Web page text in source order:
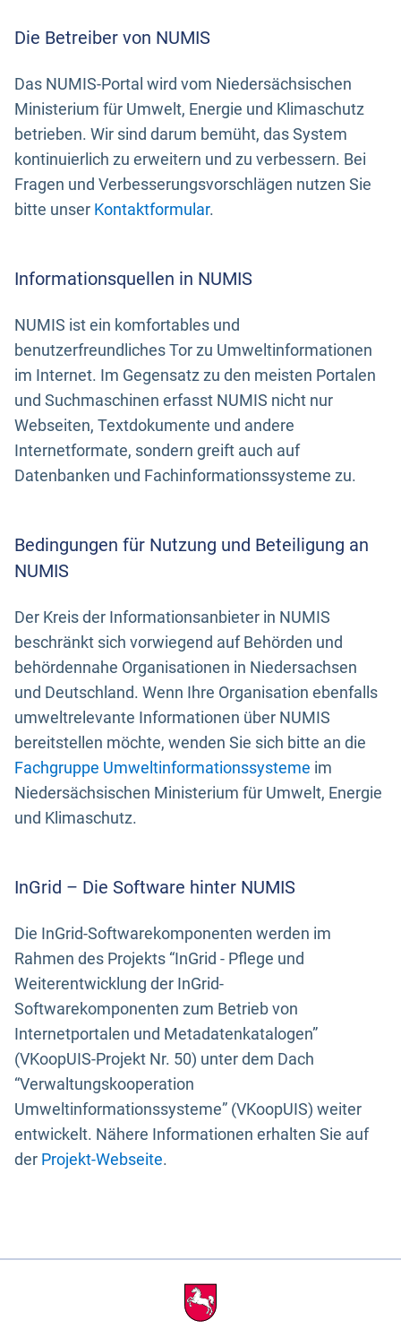
Die Betreiber von NUMIS
Das NUMIS-Portal wird vom Niedersächsischen
Ministerium für Umwelt, Energie und Klimaschutz
betrieben. Wir sind darum bemüht, das System
kontinuierlich zu erweitern und zu verbessern. Bei
Fragen und Verbesserungsvorschlägen nutzen Sie
bitte unser Kontaktformular.
Informationsquellen in NUMIS
NUMIS ist ein komfortables und
benutzerfreundliches Tor zu Umweltinformationen
im Internet. Im Gegensatz zu den meisten Portalen
und Suchmaschinen erfasst NUMIS nicht nur
Webseiten, Textdokumente und andere
Internetformate, sondern greift auch auf
Datenbanken und Fachinformationssysteme zu.
Bedingungen für Nutzung und Beteiligung an
NUMIS
Der Kreis der Informationsanbieter in NUMIS
beschränkt sich vorwiegend auf Behörden und
behördennahe Organisationen in Niedersachsen
und Deutschland. Wenn Ihre Organisation ebenfalls
umweltrelevante Informationen über NUMIS
bereitstellen möchte, wenden Sie sich bitte an die
Fachgruppe Umweltinformationssysteme im
Niedersächsischen Ministerium für Umwelt, Energie
und Klimaschutz.
InGrid – Die Software hinter NUMIS
Die InGrid-Softwarekomponenten werden im
Rahmen des Projekts “InGrid - Pflege und
Weiterentwicklung der InGrid-
Softwarekomponenten zum Betrieb von
Internetportalen und Metadatenkatalogen”
(VKoopUIS-Projekt Nr. 50) unter dem Dach
“Verwaltungskooperation
Umweltinformationssysteme” (VKoopUIS) weiter
entwickelt. Nähere Informationen erhalten Sie auf
der Projekt-Webseite.